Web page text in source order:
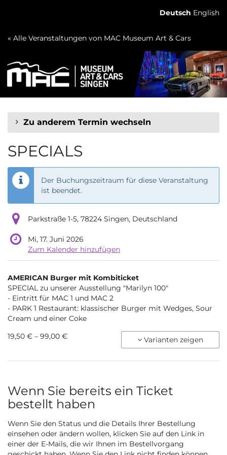
springen
Deutsch English
« Alle Veranstaltungen von MAC Museum Art & Cars
Zu anderem Termin wechseln
SPECIALS
Der Buchungszeitraum für diese Veranstaltung
ist beendet.
Parkstraße 1-5, 78224 Singen, Deutschland
Mi, 17. Juni 2026
Zum Kalender hinzufügen
Unkategorisierte
Produkte
AMERICAN Burger mit Kombiticket
SPECIAL zu unserer Ausstellung "Marilyn 100"
- Eintritt für MAC 1 und MAC 2
- PARK 1 Restaurant: klassischer Burger mit Wedges, Sour
Cream und einer Coke
von
19,50 € – 99,00 € Varianten zeigen
Wenn Sie bereits ein Ticket
bestellt haben
Wenn Sie den Status und die Details Ihrer Bestellung
einsehen oder ändern wollen, klicken Sie auf den Link in
einer der E-Mails, die wir Ihnen im Bestellvorgang